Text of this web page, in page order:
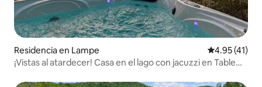
Residencia en Lampe Calificación
4.95 (41)
¡Vistas al atardecer! Casa en el lago con jacuzzi en Table